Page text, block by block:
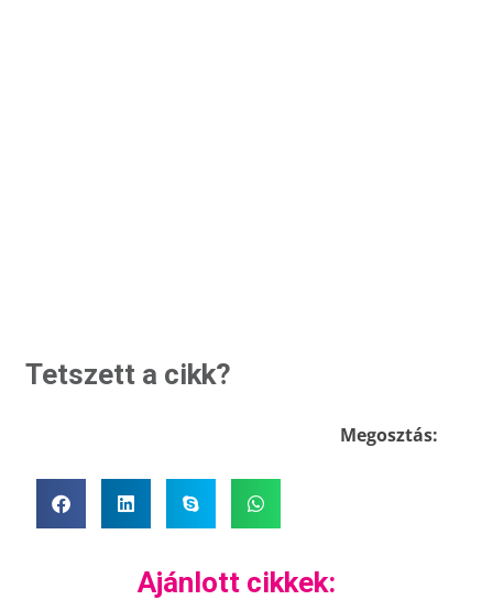
Tetszett a cikk?
Megosztás:
Ajánlott cikkek: